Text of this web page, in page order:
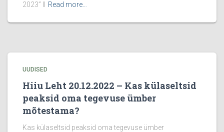
2023” II
Read more…
UUDISED
Hiiu Leht 20.12.2022 – Kas külaseltsid
peaksid oma tegevuse ümber
mõtestama?
Kas külaseltsid peaksid oma tegevuse ümber